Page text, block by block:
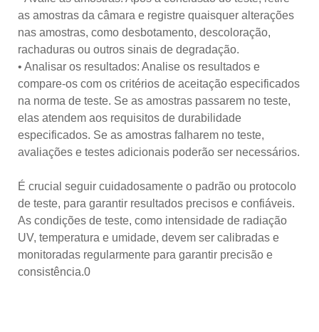
as amostras da câmara e registre quaisquer alterações
nas amostras, como desbotamento, descoloração,
rachaduras ou outros sinais de degradação.
• Analisar os resultados: Analise os resultados e
compare-os com os critérios de aceitação especificados
na norma de teste. Se as amostras passarem no teste,
elas atendem aos requisitos de durabilidade
especificados. Se as amostras falharem no teste,
avaliações e testes adicionais poderão ser necessários.
É crucial seguir cuidadosamente o padrão ou protocolo
de teste, para garantir resultados precisos e confiáveis.
As condições de teste, como intensidade de radiação
UV, temperatura e umidade, devem ser calibradas e
monitoradas regularmente para garantir precisão e
consistência.0